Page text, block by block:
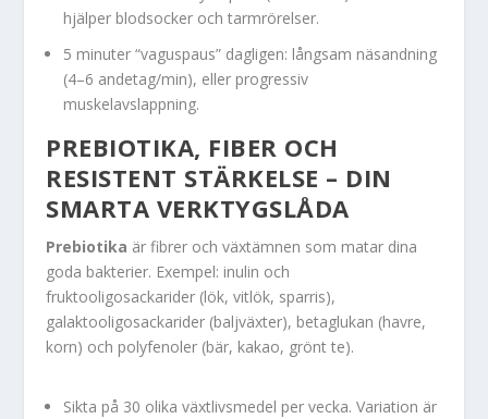
hjälper blodsocker och tarmrörelser.
5 minuter “vaguspaus” dagligen: långsam näsandning
(4–6 andetag/min), eller progressiv
muskelavslappning.
PREBIOTIKA, FIBER OCH
RESISTENT STÄRKELSE – DIN
SMARTA VERKTYGSLÅDA
Prebiotika är fibrer och växtämnen som matar dina
goda bakterier. Exempel: inulin och
fruktooligosackarider (lök, vitlök, sparris),
galaktooligosackarider (baljväxter), betaglukan (havre,
korn) och polyfenoler (bär, kakao, grönt te).
Sikta på 30 olika växtlivsmedel per vecka. Variation är